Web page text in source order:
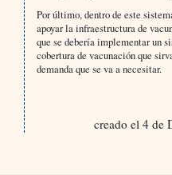
Por último, dentro de este
apoyar la infraestructura de
que se debería implementar un
cobertura de vacunación que
demanda que se va a necesitar.
creado el 4 de